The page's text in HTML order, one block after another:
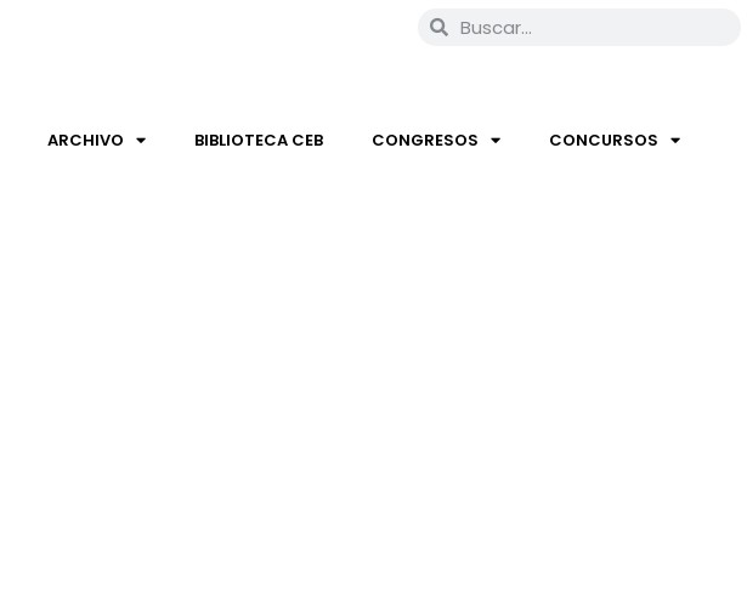
ARCHIVO BIBLIOTECA CEB CONGRESOS CONCURSOS